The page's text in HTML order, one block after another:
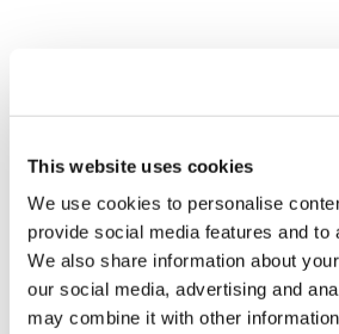
This website uses cookies
We use cookies to personalise
provide social media features and to
We also share information about
our social media, advertising and
may combine it with other
Aufblasdruck: 14–20 PSI – Für
und Leistung.
Paket enthält: Aero Varna SUP
verstellbares 3-teiliges Fiberglas-
Rucksack, single action Pumpe,
Volumen: 315 l
Rutschfestes EVA-
komfortables, langfristiges Paddeln